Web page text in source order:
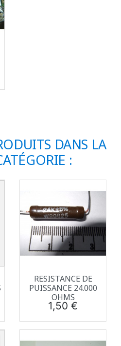
DANS LA
:
RESISTANCE DE
PUISSANCE 24.000
OHMS
Prix
1,50 €